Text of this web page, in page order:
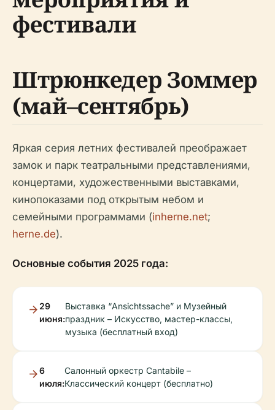
фестивали
Штрюнкедер Зоммер
(май–сентябрь)
Яркая серия летних фестивалей преображает
замок и парк театральными представлениями,
концертами, художественными выставками,
кинопоказами под открытым небом и
семейными программами (inherne.net;
herne.de).
Основные события 2025 года:
29
июня:
Выставка “Ansichtssache” и Музейный
праздник – Искусство, мастер-классы,
музыка (бесплатный вход)
6
июля:
Салонный оркестр Cantabile –
Классический концерт (бесплатно)